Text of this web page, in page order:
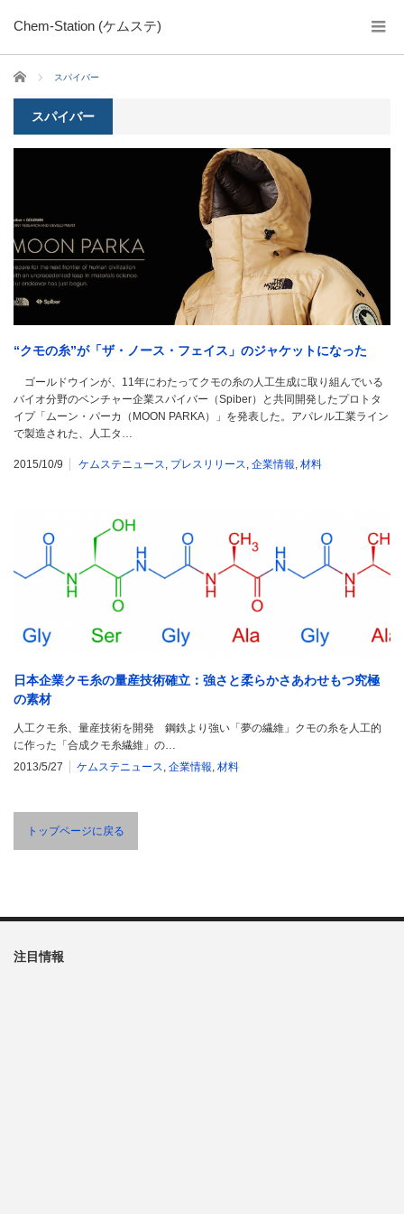
Chem-Station (ケムステ)
ホーム スパイバー
スパイバー
“クモの糸”が「ザ・ノース・フェイス」のジャケットになった
ゴールドウインが、11年にわたってクモの糸の人工生成に取り組んでいる
バイオ分野のベンチャー企業スパイバー（Spiber）と共同開発したプロトタ
イプ「ムーン・パーカ（MOON PARKA）」を発表した。アパレル工業ライン
で製造された、人工タ…
2015/10/9 ケムステニュース プレスリリース 企業情報 材料
日本企業クモ糸の量産技術確立：強さと柔らかさあわせもつ究極
の素材
人工クモ糸、量産技術を開発 鋼鉄より強い「夢の繊維」クモの糸を人工的
に作った「合成クモ糸繊維」の…
2013/5/27
ケムステニュース 企業情報 材料
トップページに戻る
注目情報